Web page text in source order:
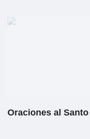
Oraciones al